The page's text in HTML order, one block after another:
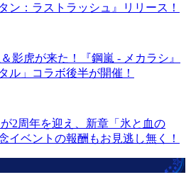
ン：ラストラッシュ』リリース！
影虎が来た！『鋼嵐 - メカラシ』
ル」コラボ後半が開催！
2周年を迎え、新章「氷と血の
イベントの報酬もお見逃し無く！